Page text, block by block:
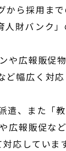
から採用ま
人財バンク
や広報販促
幅広く対応
遣、また「
広報販促な
応しています